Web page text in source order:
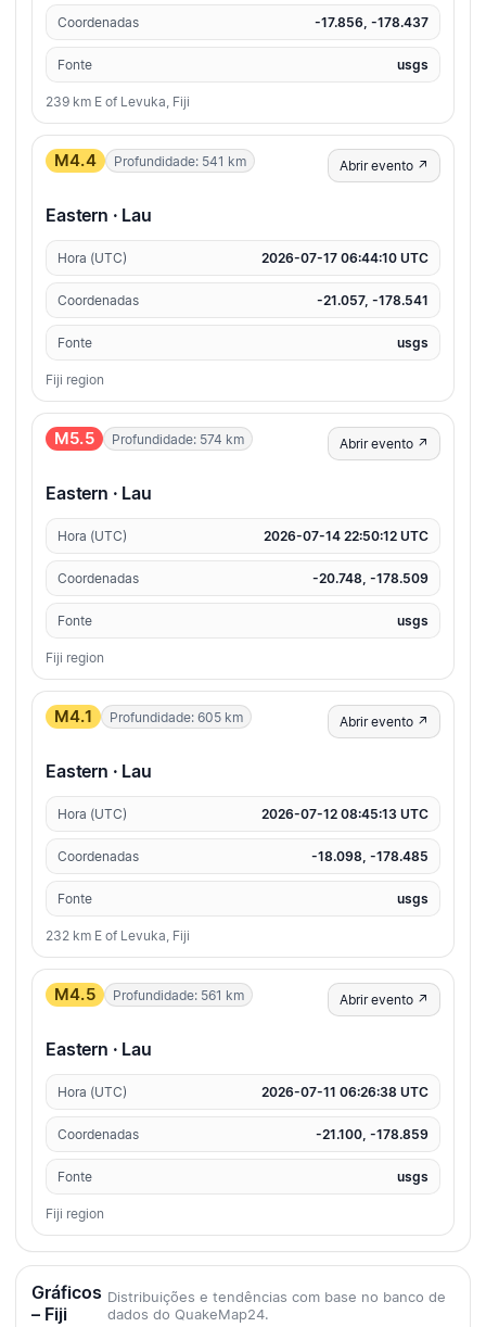
Coordenadas -17.856, -178.437
Fonte usgs
239 km E of Levuka, Fiji
M4.4 Profundidade: 541 km Abrir evento ↗
Eastern · Lau
Hora (UTC) 2026-07-17 06:44:10 UTC
Coordenadas -21.057, -178.541
Fonte usgs
Fiji region
M5.5 Profundidade: 574 km Abrir evento ↗
Eastern · Lau
Hora (UTC) 2026-07-14 22:50:12 UTC
Coordenadas -20.748, -178.509
Fonte usgs
Fiji region
M4.1 Profundidade: 605 km Abrir evento ↗
Eastern · Lau
Hora (UTC) 2026-07-12 08:45:13 UTC
Coordenadas -18.098, -178.485
Fonte usgs
232 km E of Levuka, Fiji
M4.5 Profundidade: 561 km Abrir evento ↗
Eastern · Lau
Hora (UTC) 2026-07-11 06:26:38 UTC
Coordenadas -21.100, -178.859
Fonte usgs
Fiji region
Gráficos
– Fiji
Distribuições e tendências com base no banco de
dados do QuakeMap24.